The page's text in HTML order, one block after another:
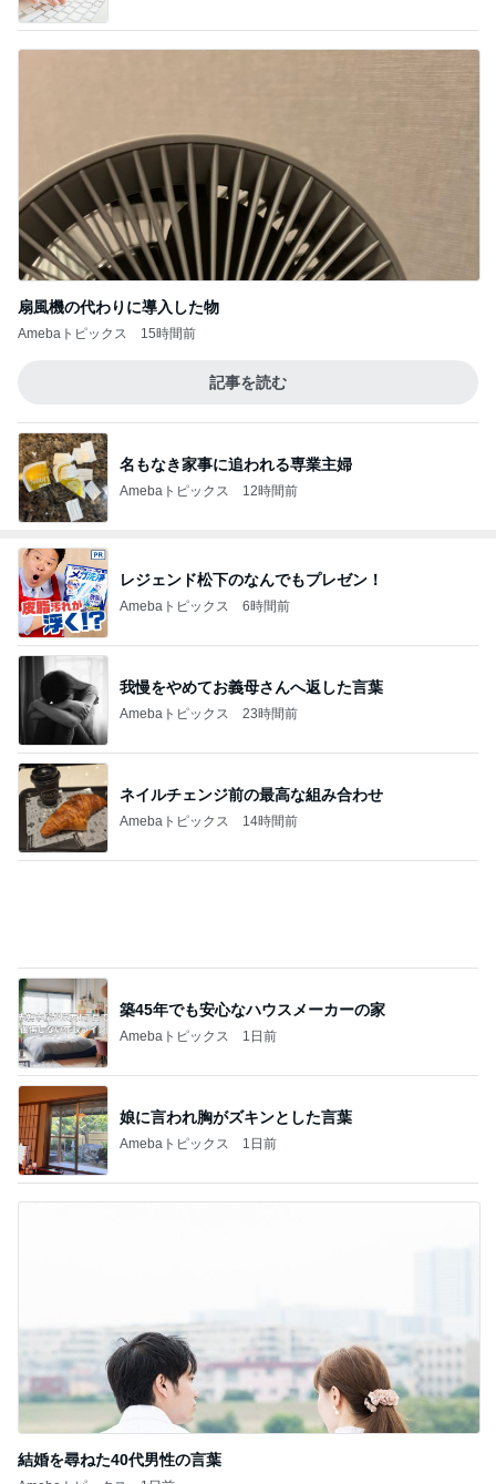
扇風機の代わりに導入した物
Amebaトピックス 15時間前
記事を読む
名もなき家事に追われる専業主婦
Amebaトピックス 12時間前
レジェンド松下のなんでもプレゼン！
Amebaトピックス 6時間前
我慢をやめてお義母さんへ返した言葉
Amebaトピックス 23時間前
ネイルチェンジ前の最高な組み合わせ
Amebaトピックス 14時間前
娘に言われ胸がズキンとした言葉
Amebaトピックス 1日前
結婚を尋ねた40代男性の言葉
Amebaトピックス 1日前
記事を読む